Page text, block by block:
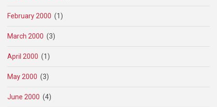
February 2000 (1)
March 2000 (3)
April 2000 (1)
May 2000 (3)
June 2000 (4)